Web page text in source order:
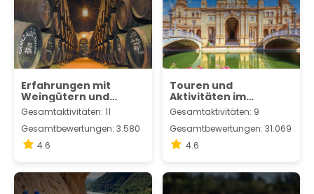
Erfahrungen mit
Weingütern und
Weintourismus
Gesamtaktivitäten: 11
Gesamtbewertungen: 3.580
4.6
Touren und
Aktivitäten im
Komplettpaket
Gesamtaktivitäten: 9
Gesamtbewertungen: 31.069
4.6